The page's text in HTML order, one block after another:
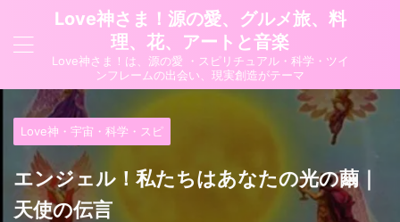
Love神さま！源の愛、グルメ旅、料
理、花、アートと音楽
Love神さま！は、源の愛 ・スピリチュアル・科学・ツイ
ンフレームの出会い、現実創造がテーマ
Love神・宇宙・科学・スピ
エンジェル！私たちはあなたの光の繭｜
天使の伝言